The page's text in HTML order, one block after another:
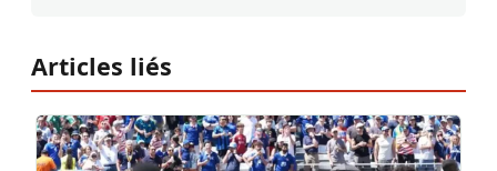
Articles liés